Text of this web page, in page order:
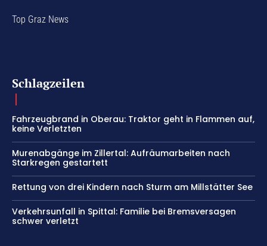
Top Graz News
Schlagzeilen
Fahrzeugbrand in Oberau: Traktor geht in Flammen auf,
keine Verletzten
Murenabgänge im Zillertal: Aufräumarbeiten nach
Starkregen gestartett
Rettung von drei Kindern nach Sturm am Millstätter See
Verkehrsunfall in Spittal: Familie bei Bremsversagen
schwer verletzt